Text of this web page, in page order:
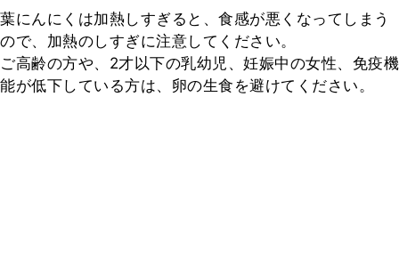
葉にんにくは加熱しすぎると、食感が悪くなってしまう
ので、加熱のしすぎに注意してください。
ご高齢の方や、2才以下の乳幼児、妊娠中の女性、免疫機
能が低下している方は、卵の生食を避けてください。